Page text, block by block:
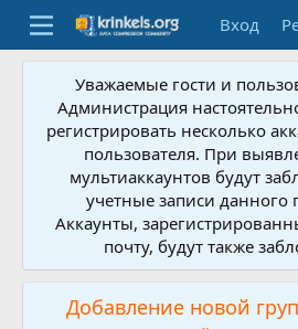
Вход
Уважаемые гости и
Администрация
регистрировать несколько
пользователя. При
мультиаккаунтов будут
учетные записи данного
Аккаунты,
почту, будут также
Добавление новой